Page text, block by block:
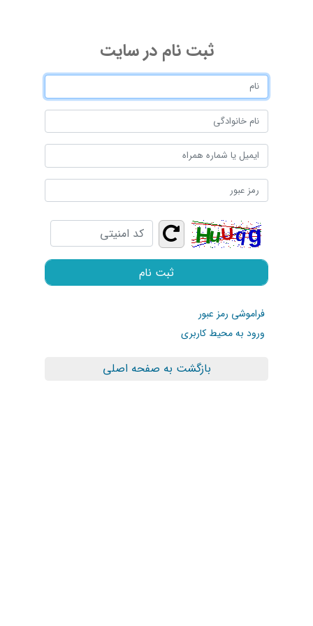
ثبت ‌نام در سایت
ثبت نام
فراموشی رمز عبور
ورود به محیط کاربری
بازگشت به صفحه اصلی